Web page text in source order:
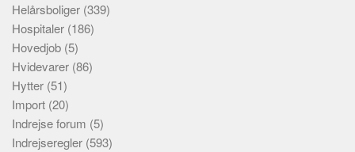
Helårsboliger (339)
Hospitaler (186)
Hovedjob (5)
Hvidevarer (86)
Hytter (51)
Import (20)
Indrejse forum (5)
Indrejseregler (593)